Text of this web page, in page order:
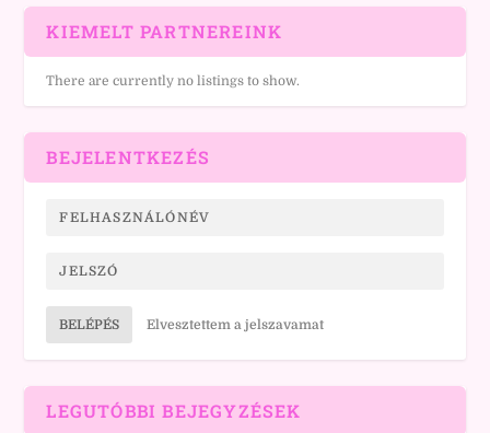
KIEMELT PARTNEREINK
There are currently no listings to show.
BEJELENTKEZÉS
BELÉPÉS Elvesztettem a jelszavamat
LEGUTÓBBI BEJEGYZÉSEK